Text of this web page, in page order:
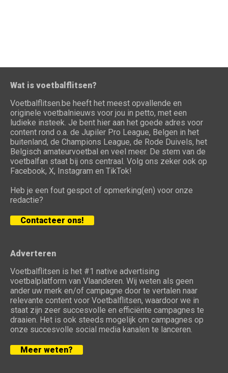
Wat is voetbalflitsen?
Voetbalflitsen.be heeft het meest opvallende en
originele voetbalnieuws voor jou in petto, met een
ludieke insteek. Je bent hier aan het goede adres voor
content rond o.a. de Jupiler Pro League, Belgen in het
buitenland, de Champions League, de Rode Duivels, het
Belgisch amateurvoetbal en veel meer. De stem van de
voetbalfan staat bij ons centraal. Volg ons zeker ook op
Facebook, X, Instagram en TikTok!
Heb je een fout gespot of opmerking(en) voor onze
redactie?
Contacteer ons!
Adverteren
Voetbalflitsen is het #1 native advertising
voetbalplatform van Vlaanderen. Wij weten als geen
ander uw merk en/of campagne door te vertalen naar
relevante content voor Voetbalflitsen, waardoor we in
staat zijn zeer succesvolle en efficiënte campagnes te
draaien. Het is ook steeds mogelijk om campagnes op
onze succesvolle social media kanalen te lanceren.
Meer weten?